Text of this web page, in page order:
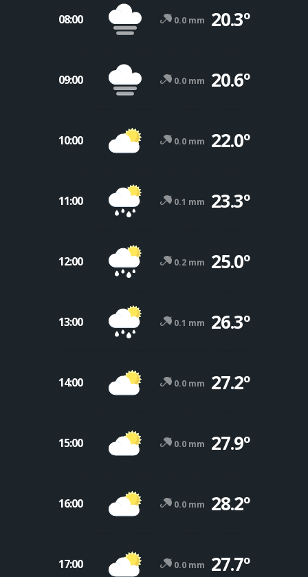
08:00 0.0 mm 20.3º
09:00 0.0 mm 20.6º
10:00 0.0 mm 22.0º
11:00 0.1 mm 23.3º
12:00 0.2 mm 25.0º
13:00 0.1 mm 26.3º
14:00 0.0 mm 27.2º
15:00 0.0 mm 27.9º
16:00 0.0 mm 28.2º
17:00 0.0 mm 27.7º